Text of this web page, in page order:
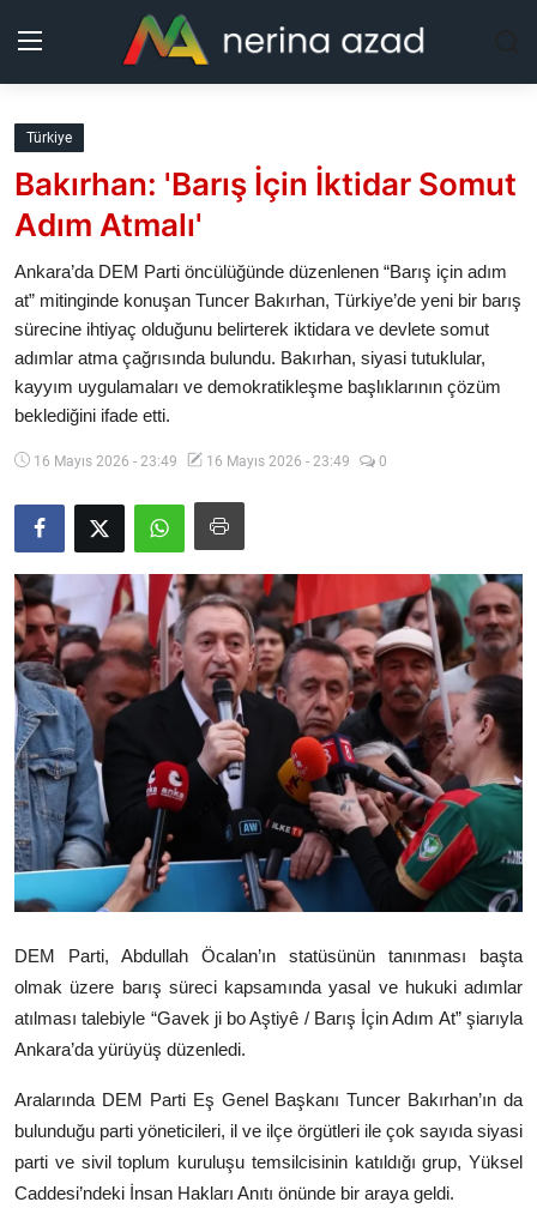
Kurdistan
Bölgeler
Güncel
Analiz
Makaleler
Video
Yazarlar
Arşiv
İletişim
Türkçe Kurdi
Türkiye
Bakırhan: 'Barış İçin İktidar Somut
Adım Atmalı'
Ankara’da DEM Parti öncülüğünde düzenlenen “Barış için adım
at” mitinginde konuşan Tuncer Bakırhan, Türkiye’de yeni bir barış
sürecine ihtiyaç olduğunu belirterek iktidara ve devlete somut
adımlar atma çağrısında bulundu. Bakırhan, siyasi tutuklular,
kayyım uygulamaları ve demokratikleşme başlıklarının çözüm
beklediğini ifade etti.
16 Mayıs 2026 - 23:49 16 Mayıs 2026 - 23:49 0
DEM Parti, Abdullah Öcalan’ın statüsünün tanınması başta
olmak üzere barış süreci kapsamında yasal ve hukuki adımlar
atılması talebiyle “Gavek ji bo Aştiyê / Barış İçin Adım At” şiarıyla
Ankara’da yürüyüş düzenledi.
Aralarında DEM Parti Eş Genel Başkanı Tuncer Bakırhan’ın da
bulunduğu parti yöneticileri, il ve ilçe örgütleri ile çok sayıda siyasi
parti ve sivil toplum kuruluşu temsilcisinin katıldığı grup, Yüksel
Caddesi’ndeki İnsan Hakları Anıtı önünde bir araya geldi.